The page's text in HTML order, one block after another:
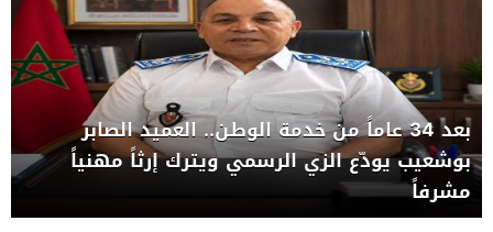
بعد 34 عاماً من خدمة الوطن.. العميد الصابر
بوشعيب يودّع الزي الرسمي ويترك إرثاً مهنياً
مشرفاً